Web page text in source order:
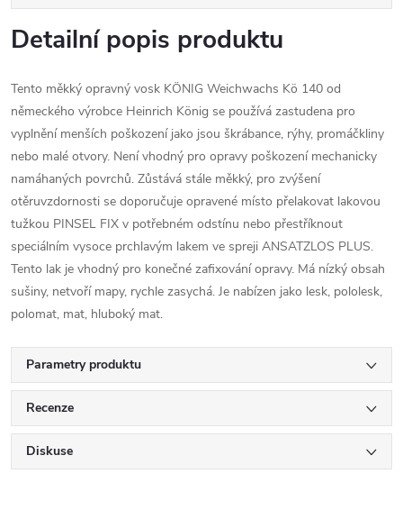
Detailní popis produktu
Tento měkký opravný vosk KÖNIG Weichwachs Kö 140 od
německého výrobce Heinrich König se používá zastudena pro
vyplnění menších poškození jako jsou škrábance, rýhy, promáčkliny
nebo malé otvory. Není vhodný pro opravy poškození mechanicky
namáhaných povrchů. Zůstává stále měkký, pro zvýšení
otěruvzdornosti se doporučuje opravené místo přelakovat lakovou
tužkou PINSEL FIX v potřebném odstínu nebo přestříknout
speciálním vysoce prchlavým lakem ve spreji ANSATZLOS PLUS.
Tento lak je vhodný pro konečné zafixování opravy. Má nízký obsah
sušiny, netvoří mapy, rychle zasychá. Je nabízen jako lesk, pololesk,
polomat, mat, hluboký mat.
Parametry produktu
Recenze
Diskuse